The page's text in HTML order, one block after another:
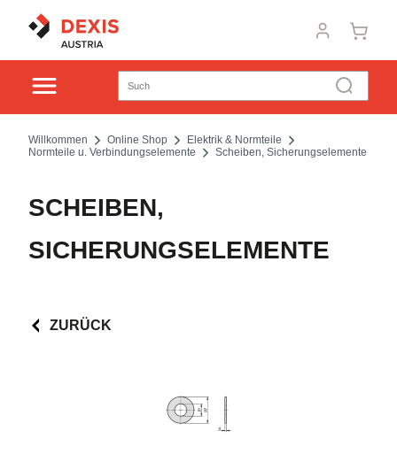
Willkommen Online Shop
Elektrik & Normteile
Normteile u. Verbindungselemente
Scheiben, Sicherungselemente
SCHEIBEN,
SICHERUNGSELEMENTE
ZURÜCK